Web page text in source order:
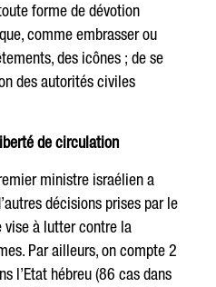
forme de dévotion
comme embrasser ou
des icônes ; de se
des autorités civiles
de circulation
ministre israélien a
décisions prises par le
vise à lutter contre la
Par ailleurs, on compte 2
l’Etat hébreu (86 cas dans